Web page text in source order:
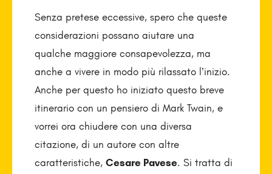
Senza pretese eccessive, spero che queste
considerazioni possano aiutare una
qualche maggiore consapevolezza, ma
anche a vivere in modo più rilassato l’inizio.
Anche per questo ho iniziato questo breve
itinerario con un pensiero di Mark Twain, e
vorrei ora chiudere con una diversa
citazione, di un autore con altre
caratteristiche, Cesare Pavese. Si tratta di